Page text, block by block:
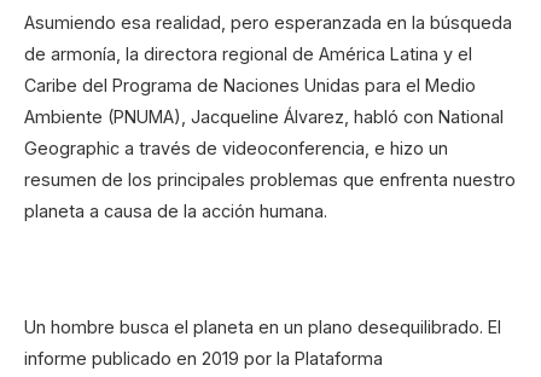
Asumiendo esa realidad, pero esperanzada en la búsqueda
de armonía, la directora regional de América Latina y el
Caribe del Programa de Naciones Unidas para el Medio
Ambiente (PNUMA), Jacqueline Álvarez, habló con National
Geographic a través de videoconferencia, e hizo un
resumen de los principales problemas que enfrenta nuestro
planeta a causa de la acción humana.
Un hombre busca el planeta en un plano desequilibrado. El
informe publicado en 2019 por la Plataforma